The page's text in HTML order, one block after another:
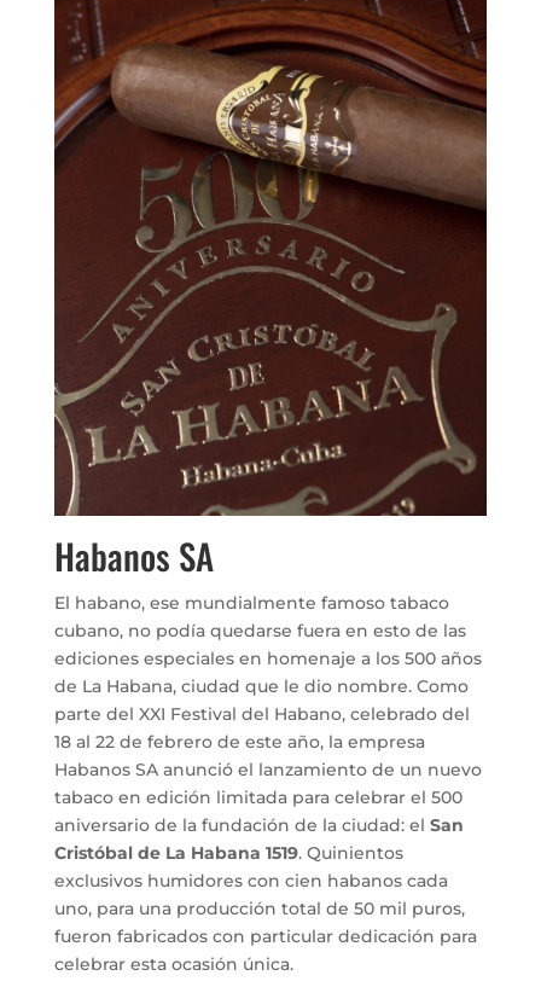
Habanos SA
El habano, ese mundialmente famoso tabaco
cubano, no podía quedarse fuera en esto de las
ediciones especiales en homenaje a los 500 años
de La Habana, ciudad que le dio nombre. Como
parte del XXI Festival del Habano, celebrado del
18 al 22 de febrero de este año, la empresa
Habanos SA anunció el lanzamiento de un nuevo
tabaco en edición limitada para celebrar el 500
aniversario de la fundación de la ciudad: el San
Cristóbal de La Habana 1519. Quinientos
exclusivos humidores con cien habanos cada
uno, para una producción total de 50 mil puros,
fueron fabricados con particular dedicación para
celebrar esta ocasión única.